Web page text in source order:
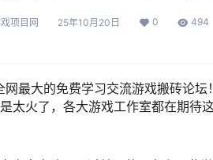
项目网 25年10月20日 0 494
网最大的免费学习交流游戏搬砖论坛
太火了，各大游戏工作室都在期待